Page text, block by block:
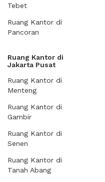
Tebet
Ruang Kantor di
Pancoran
Ruang Kantor di
Jakarta Pusat
Ruang Kantor di
Menteng
Ruang Kantor di
Gambir
Ruang Kantor di
Senen
Ruang Kantor di
Tanah Abang